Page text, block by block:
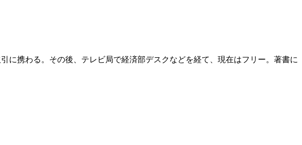
に携わる。その後、テレビ局で経済部デスクなどを経て、現在はフリー。著書に